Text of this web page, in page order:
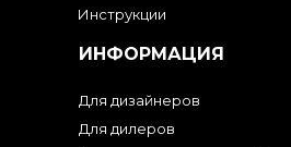
Инструкции
ИНФОРМАЦИЯ
Для дизайнеров
Для дилеров